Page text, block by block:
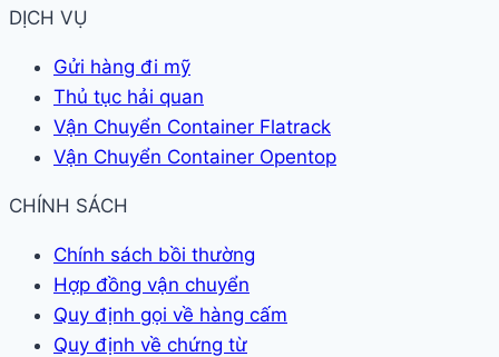
DỊCH VỤ
Gửi hàng đi mỹ
Thủ tục hải quan
Vận Chuyển Container Flatrack
Vận Chuyển Container Opentop
CHÍNH SÁCH
Chính sách bồi thường
Hợp đồng vận chuyển
Quy định gọi về hàng cấm
Quy định về chứng từ